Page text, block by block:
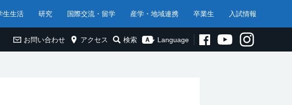
生生活 研究 国際交流・留学 産学・地域連携 卒業生 入試情報
お問い合わせ アクセス 検索 Language